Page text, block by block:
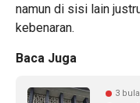
namun di sisi lain
kebenaran.
Baca Juga
3